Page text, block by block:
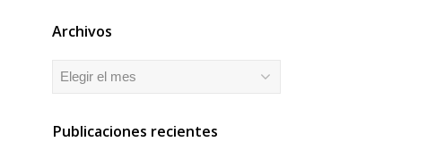
Archivos
Archivos
Publicaciones recientes